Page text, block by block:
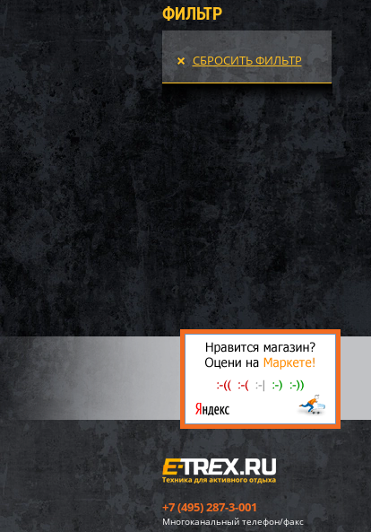
ФИЛЬТР
СБРОСИТЬ ФИЛЬТР
+7 (495) 287-3-001
Многоканальный телефон/факс